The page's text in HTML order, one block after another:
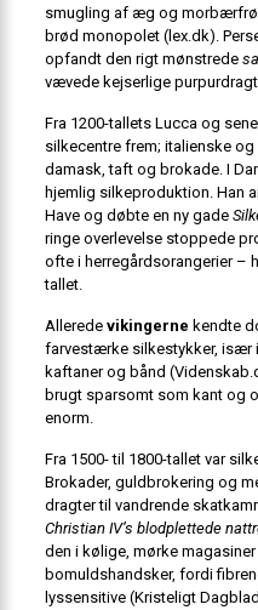
smugling af æg og morbærfrø
brød monopolet (lex.dk).
opfandt den rigt mønstrede
vævede kejserlige
Fra 1200-tallets Lucca og
silkecentre frem; italienske
damask, taft og brokade. I
hjemlig silkeproduktion. Han
Have og døbte en ny gade
ringe overlevelse stoppede
ofte i herregårdsorangerier –
tallet.
Allerede vikingerne kendte
farvestærke silkestykker, især
kaftaner og bånd (
brugt sparsomt som kant og
enorm.
Fra 1500- til 1800-tallet var
Brokader, guldbrokering og
dragter til vandrende
Christian IV’s blodplettede
den i kølige, mørke
bomuldshandsker, fordi
lyssensitive (Kristeligt Dagblad